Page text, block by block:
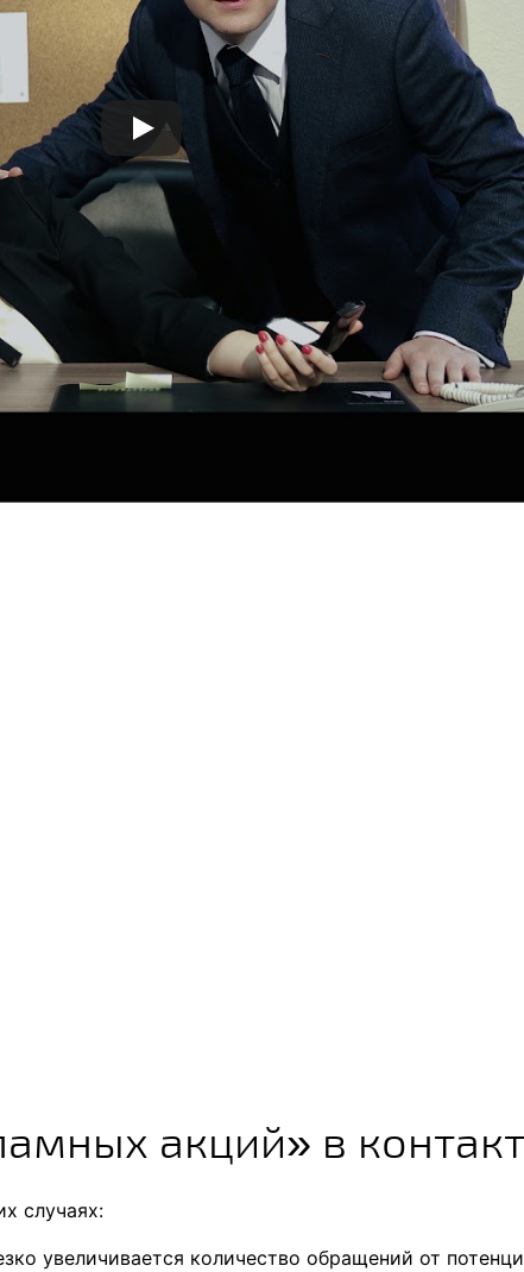
акций» в
случаях:
увеличивается количество обращений от